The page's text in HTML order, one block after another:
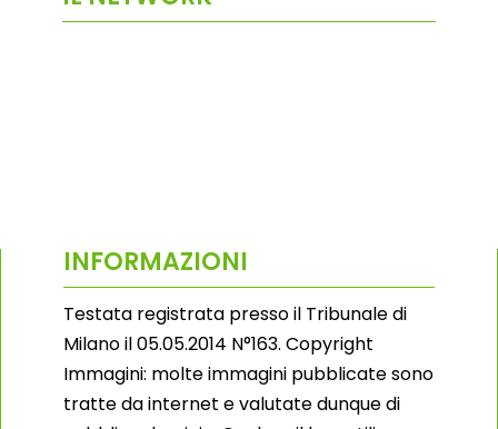
INFORMAZIONI
Testata registrata presso il Tribunale di
Milano il 05.05.2014 N°163. Copyright
Immagini: molte immagini pubblicate sono
tratte da internet e valutate dunque di